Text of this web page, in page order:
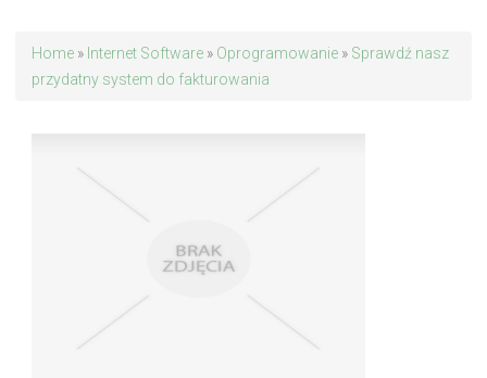
Home » Internet Software » Oprogramowanie » Sprawdź nasz
przydatny system do fakturowania